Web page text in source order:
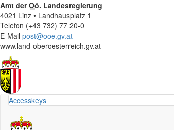
Amt derOö. Landesregierung
4021 Linz • Landhausplatz 1
Telefon (+43 732) 77 20-0
E-Mail post@ooe.gv.at
www.land-oberoesterreich.gv.at
Accesskeys